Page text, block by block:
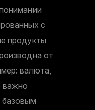
с
продукты
от
валюта,
важно
базовым